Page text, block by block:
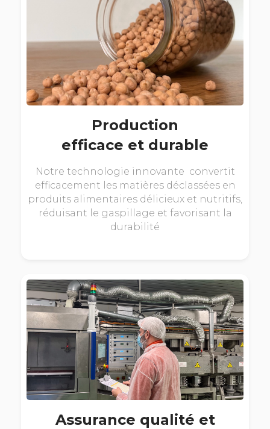
Production
efficace et durable
Notre technologie innovante convertit
efficacement les matières déclassées en
produits alimentaires délicieux et nutritifs,
réduisant le gaspillage et favorisant la
durabilité
Assurance qualité et